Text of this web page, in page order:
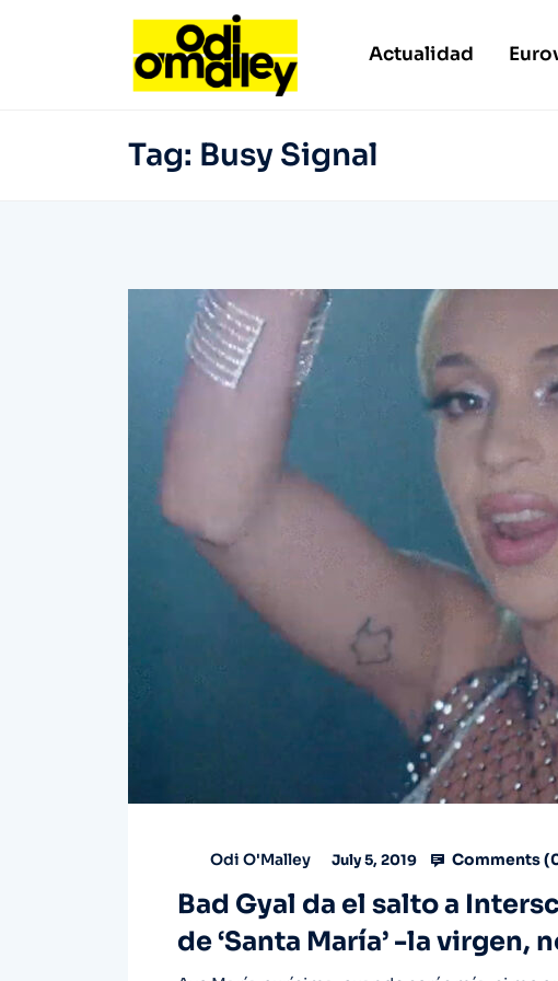
Actualidad
Tag: Busy Signal
Odi O'Malley July 5, 2019 Comments (
Bad Gyal da el salto a
de ‘Santa María’ -la virgen,